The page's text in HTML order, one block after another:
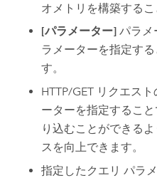
オメトリを構築するこ
[パラメーター] パラメ
ラメーターを指定す
す。
HTTP/GET リクエス
ーターを指定するこ
り込むことができる
スを向上できます。
指定したクエリ パラ